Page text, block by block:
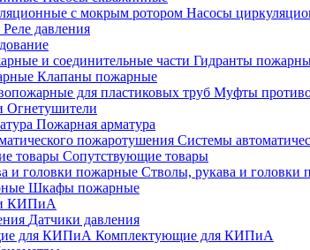
Насосы
Реле давления
Гидранты
Клапаны пожарные
Муфты
Огнетушители
Пожарная арматура
Системы
Сопутствующие товары
Стволы, рукава и головки
Шкафы пожарные
КИПиА
Датчики давления
Комплектующие для КИПиА